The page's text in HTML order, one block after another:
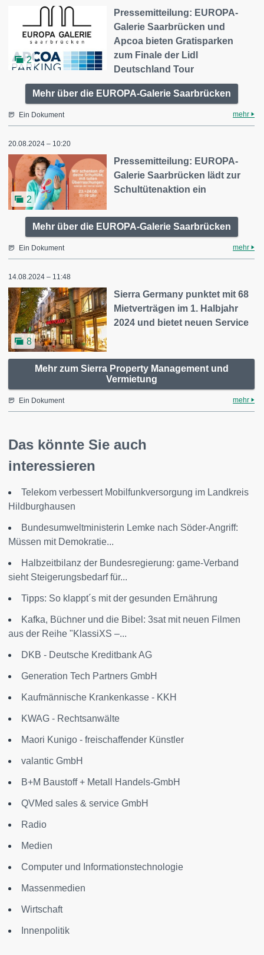
2
Pressemitteilung: EUROPA-
Galerie Saarbrücken und
Apcoa bieten Gratisparken
zum Finale der Lidl
Deutschland Tour
Mehr über die EUROPA-Galerie Saarbrücken
Ein Dokument mehr
20.08.2024 – 10:20
2
Pressemitteilung: EUROPA-
Galerie Saarbrücken lädt zur
Schultütenaktion ein
Mehr über die EUROPA-Galerie Saarbrücken
Ein Dokument mehr
14.08.2024 – 11:48
8
Sierra Germany punktet mit 68
Mietverträgen im 1. Halbjahr
2024 und bietet neuen Service
Mehr zum Sierra Property Management und
Vermietung
Ein Dokument mehr
Das könnte Sie auch
interessieren
Telekom verbessert Mobilfunkversorgung im Landkreis
Hildburghausen
Bundesumweltministerin Lemke nach Söder-Angriff:
Müssen mit Demokratie...
Halbzeitbilanz der Bundesregierung: game-Verband
sieht Steigerungsbedarf für...
Tipps: So klappt´s mit der gesunden Ernährung
Kafka, Büchner und die Bibel: 3sat mit neuen Filmen
aus der Reihe "KlassiXS –...
DKB - Deutsche Kreditbank AG
Generation Tech Partners GmbH
Kaufmännische Krankenkasse - KKH
KWAG - Rechtsanwälte
Maori Kunigo - freischaffender Künstler
valantic GmbH
B+M Baustoff + Metall Handels-GmbH
QVMed sales & service GmbH
Radio
Medien
Computer und Informationstechnologie
Massenmedien
Wirtschaft
Innenpolitik